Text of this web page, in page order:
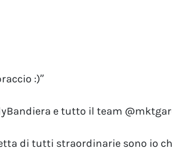
:)”
e tutto il team
di tutti straordinarie sono io